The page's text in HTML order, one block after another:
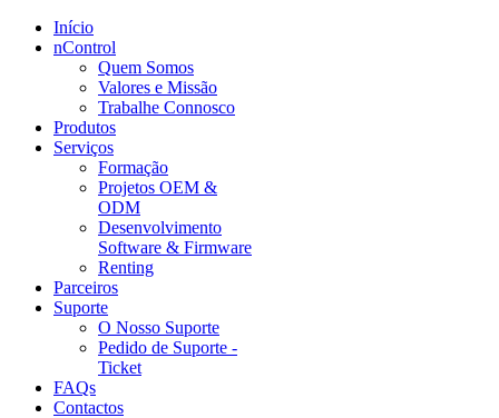
Início
nControl
Quem Somos
Valores e Missão
Trabalhe Connosco
Produtos
Serviços
Formação
Projetos OEM &
ODM
Desenvolvimento
Software & Firmware
Renting
Parceiros
Suporte
O Nosso Suporte
Pedido de Suporte -
Ticket
FAQs
Contactos